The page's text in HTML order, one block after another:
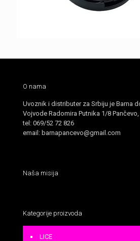
O nama
Uvoznik i distributer za Srbiju je Barna
Vojvode Radomira Putnika 1/8 Pančevo,
tel: 069/52 72 826
email: barnapancevo@gmail.com
Naša misija
Kategorije proizvoda
LICE